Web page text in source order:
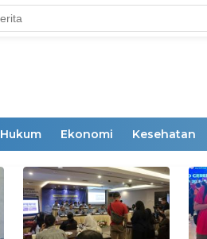
Hukum Ekonomi Kesehatan